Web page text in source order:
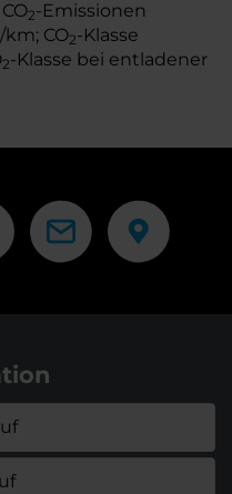
2-Emissionen
CO2-Klasse
2-Klasse bei entladener